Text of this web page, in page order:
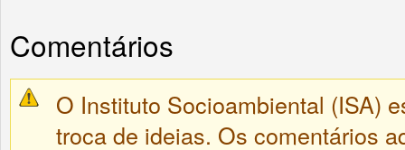
Comentários
O Instituto Socioambiental (ISA)
troca de ideias. Os comentários